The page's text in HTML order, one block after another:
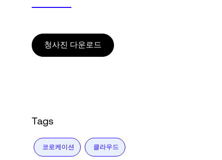
청사진 다운로드
Tags
코로케이션 클라우드